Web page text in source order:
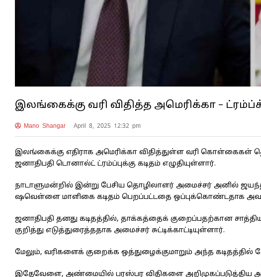
இலங்கைக்கு வரி விதித்த அமெரிக்கா –
Mano Shangar April 8, 2025 12:32 pm
இலங்கைக்கு எதிராக அமெரிக்கா விதித்துள்ள வரி கொள்கைகள்
ஜனாதிபதி டொனால்ட் ட்ரம்ப்புக்கு கடிதம் எழுதியுள்ளார்.
நாடாளுமன்றில் இன்று பேசிய தொழிலாளர் அமைச்சர் அனில்
ஷவெள்ளை மாளிகை கடிதம் பெறப்பட்டதை ஒப்புக்கொண்டதாக அவர்
ஜனாதிபதி தனது கடிதத்தில், தாக்கத்தைக் குறைப்பதற்கான
குறித்து எடுத்துரைத்ததாக அமைச்சர் சுட்டிக்காட்டியுள்ளார்.
மேலும், வரிகளைக் குறைக்க ஒத்துழைக்குமாறும் அந்த கடிதத்தில்
இதேவேளை, அண்மையில் பரஸ்பர விதிகளை அறிமுகப்படுத்திய